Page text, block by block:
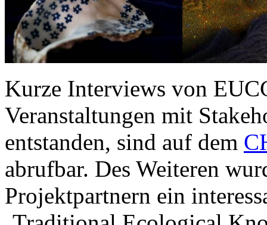
Kurze Interviews von
Veranstaltungen mit
entstanden, sind auf dem
abrufbar. Des Weiteren
Projektpartnern ein